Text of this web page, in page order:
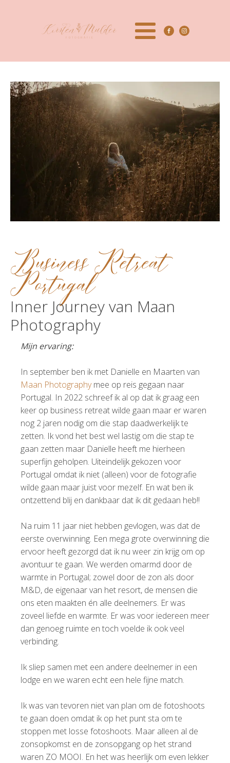
Business Retreat
Portugal
Inner Journey van Maan
Photography
Mijn ervaring:
In september ben ik met Danielle en Maarten van
Maan Photographymee op reis gegaan naar
Portugal. In 2022 schreef ik al op dat ik graag een
keer op business retreat wilde gaan maar er waren
nog 2 jaren nodig om die stap daadwerkelijk te
zetten. Ik vond het best wel lastig om die stap te
gaan zetten maar Danielle heeft me hierheen
superfijn geholpen. Uiteindelijk gekozen voor
Portugal omdat ik niet (alleen) voor de fotografie
wilde gaan maar juist voor mezelf. En wat ben ik
ontzettend blij en dankbaar dat ik dit gedaan heb!!
Na ruim 11 jaar niet hebben gevlogen, was dat de
eerste overwinning. Een mega grote overwinning die
ervoor heeft gezorgd dat ik nu weer zin krijg om op
avontuur te gaan. We werden omarmd door de
warmte in Portugal; zowel door de zon als door
M&D, de eigenaar van het resort, de mensen die
ons eten maakten én alle deelnemers. Er was
zoveel liefde en warmte. Er was voor iedereen meer
dan genoeg ruimte en toch voelde ik ook veel
verbinding.
Ik sliep samen met een andere deelnemer in een
lodge en we waren echt een hele fijne match.
Ik was van tevoren niet van plan om de fotoshoots
te gaan doen omdat ik op het punt sta om te
stoppen met losse fotoshoots. Maar alleen al de
zonsopkomst en de zonsopgang op het strand
waren ZO MOOI. En het was heerlijk om even lekker